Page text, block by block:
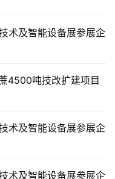
术及智能设备展参展企
4500吨技改扩建项目
术及智能设备展参展企
术及智能设备展参展企